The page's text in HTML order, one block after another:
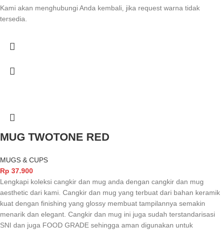
Kami akan menghubungi Anda kembali, jika request warna tidak
tersedia.
MUG TWOTONE RED
MUGS & CUPS
Rp 37.900
Lengkapi koleksi cangkir dan mug anda dengan cangkir dan mug
aesthetic dari kami. Cangkir dan mug yang terbuat dari bahan keramik
kuat dengan finishing yang glossy membuat tampilannya semakin
menarik dan elegant. Cangkir dan mug ini juga sudah terstandarisasi
SNI dan juga FOOD GRADE sehingga aman digunakan untuk